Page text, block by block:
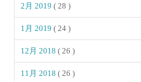
2月 2019( 28 )
1月 2019( 24 )
12月 2018( 26 )
11月 2018( 26 )